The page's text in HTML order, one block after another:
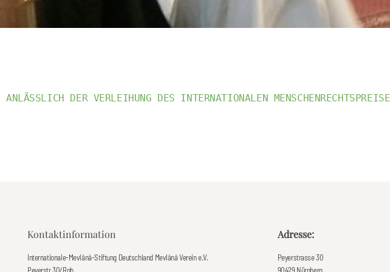
ANLÄSSLICH DER VERLEIHUNG DES INTERNATIONALEN
Kontaktinformation
Internationale-Mevlânâ-Stiftung Deutschland Mevlânâ Verein e.V.
Adresse:
Peyerstrasse 30